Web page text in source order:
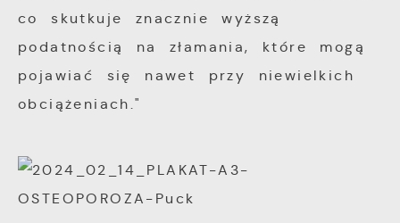
co skutkuje znacznie wyższą
podatnością na złamania, które mogą
pojawiać się nawet przy niewielkich
obciążeniach."
mogą pojawić się na stronach podmiotów
trzecich lub firm będących naszymi
partnerami oraz innych dostawców usług.
Firmy te działają w charakterze
mediów społecznościowych.